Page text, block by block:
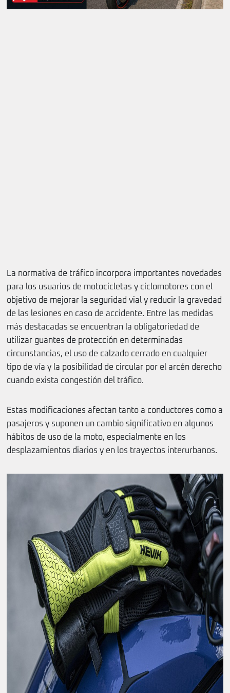
La normativa de tráfico incorpora importantes novedades
para los usuarios de motocicletas y ciclomotores con el
objetivo de mejorar la seguridad vial y reducir la gravedad
de las lesiones en caso de accidente. Entre las medidas
más destacadas se encuentran la obligatoriedad de
utilizar guantes de protección en determinadas
circunstancias, el uso de calzado cerrado en cualquier
tipo de vía y la posibilidad de circular por el arcén derecho
cuando exista congestión del tráfico.
Estas modificaciones afectan tanto a conductores como a
pasajeros y suponen un cambio significativo en algunos
hábitos de uso de la moto, especialmente en los
desplazamientos diarios y en los trayectos interurbanos.